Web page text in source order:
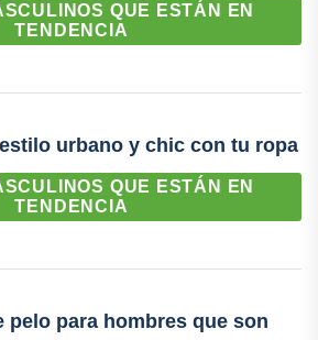
QUE ESTÁN EN
TENDENCIA
urbano y chic con tu ropa
QUE ESTÁN EN
TENDENCIA
pelo para hombres que son